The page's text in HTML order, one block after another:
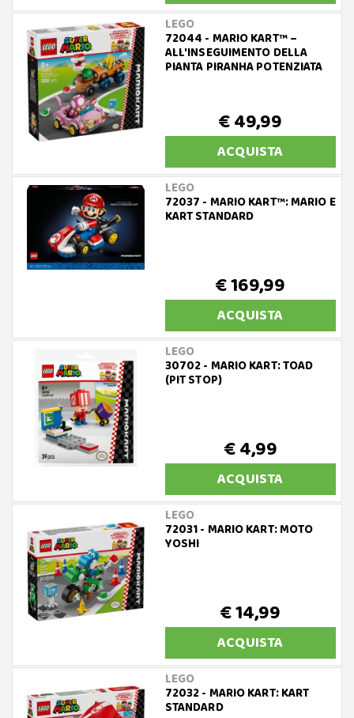
LEGO
72044 - MARIO KART™ –
ALL'INSEGUIMENTO DELLA
PIANTA PIRANHA POTENZIATA
€ 49,99
ACQUISTA
LEGO
72037 - MARIO KART™: MARIO E
KART STANDARD
€ 169,99
ACQUISTA
LEGO
30702 - MARIO KART: TOAD
(PIT STOP)
€ 4,99
ACQUISTA
LEGO
72031 - MARIO KART: MOTO
YOSHI
€ 14,99
ACQUISTA
LEGO
72032 - MARIO KART: KART
STANDARD